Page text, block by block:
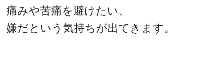
痛みや苦痛を避けたい、
嫌だという気持ちが出てきます。